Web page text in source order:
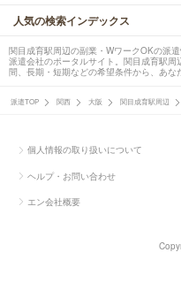
人気の検索インデックス
関目成育駅周辺の副業・WワークOKの派
派遣会社のポータルサイト。関目成育駅
間、長期・短期などの希望条件から、あな
派遣TOP 関西 大阪 関目成育駅周辺
個人情報の取り扱いについて
ヘルプ・お問い合わせ
エン会社概要